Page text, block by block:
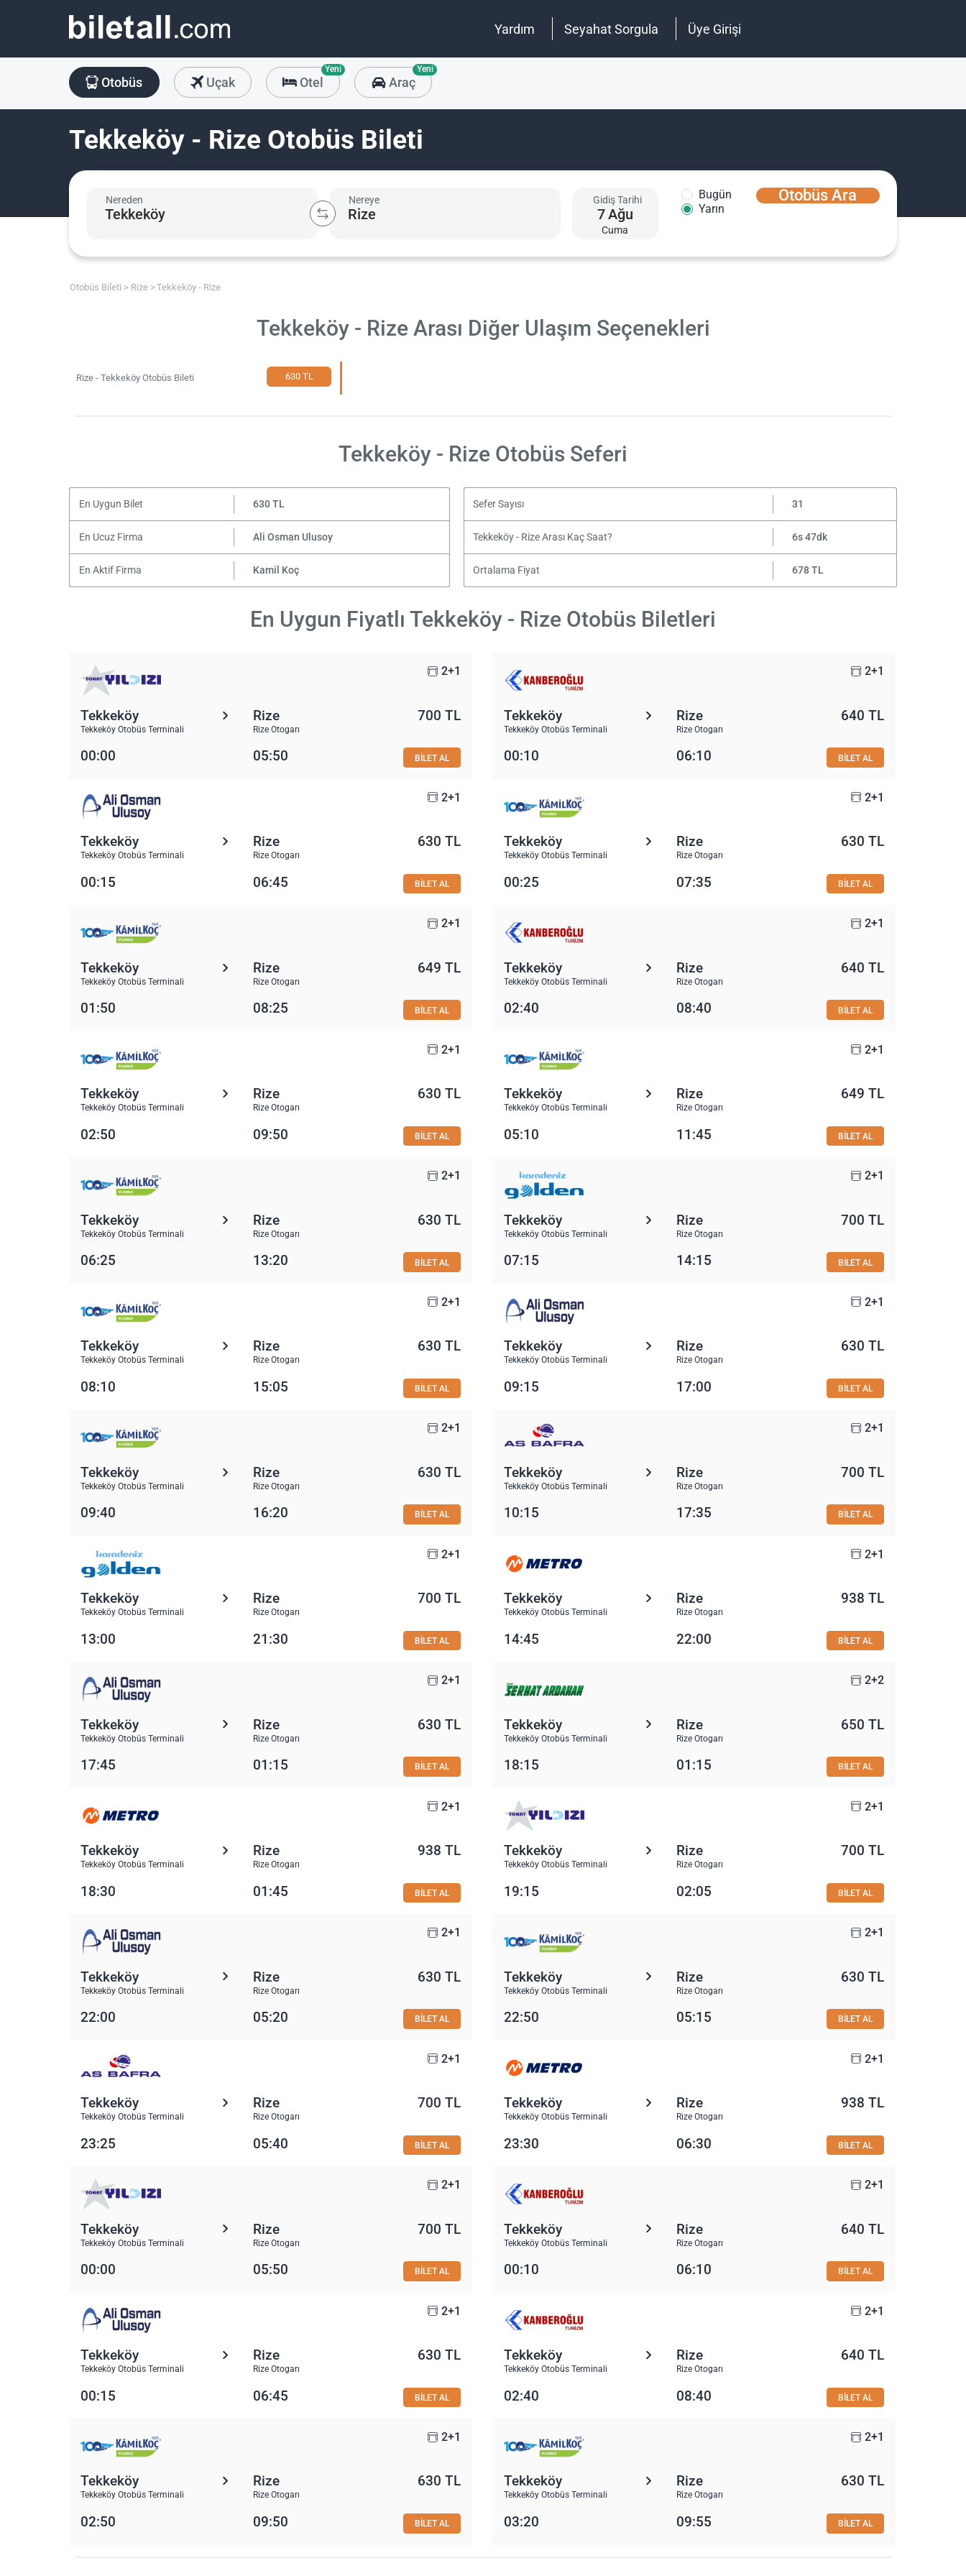
Yardım Seyahat Sorgula Üye Girişi
Otobüs Uçak Otel
Yeni
Araç
Yeni
Tekkeköy - Rize Otobüs Bileti
Nereden Nereye Gidiş Tarihi
7Ağu
Cuma
Bugün
Yarın
Otobüs Ara
Otobüs Bileti Rize Tekkeköy - Rize
Tekkeköy - Rize Arası Diğer Ulaşım Seçenekleri
Rize - Tekkeköy Otobüs Bileti 630 TL
Tekkeköy - Rize Otobüs Seferi
En Uygun Bilet 630 TL Sefer Sayısı 31
En Ucuz Firma Ali Osman Ulusoy Tekkeköy - Rize Arası Kaç Saat? 6s 47dk
En Aktif Firma Kamil Koç Ortalama Fiyat 678 TL
En Uygun Fiyatlı Tekkeköy - Rize Otobüs Biletleri
2+1
Tekkeköy
Tekkeköy Otobüs Terminali
Rize
Rize Otogarı
700 TL
00:00 05:50 BİLET AL
2+1
Tekkeköy
Tekkeköy Otobüs Terminali
Rize
Rize Otogarı
640 TL
00:10 06:10 BİLET AL
2+1
Tekkeköy
Tekkeköy Otobüs Terminali
Rize
Rize Otogarı
630 TL
00:15 06:45 BİLET AL
2+1
Tekkeköy
Tekkeköy Otobüs Terminali
Rize
Rize Otogarı
630 TL
00:25 07:35 BİLET AL
2+1
Tekkeköy
Tekkeköy Otobüs Terminali
Rize
Rize Otogarı
649 TL
01:50 08:25 BİLET AL
2+1
Tekkeköy
Tekkeköy Otobüs Terminali
Rize
Rize Otogarı
640 TL
02:40 08:40 BİLET AL
2+1
Tekkeköy
Tekkeköy Otobüs Terminali
Rize
Rize Otogarı
630 TL
02:50 09:50 BİLET AL
2+1
Tekkeköy
Tekkeköy Otobüs Terminali
Rize
Rize Otogarı
649 TL
05:10 11:45 BİLET AL
2+1
Tekkeköy
Tekkeköy Otobüs Terminali
Rize
Rize Otogarı
630 TL
06:25 13:20 BİLET AL
2+1
Tekkeköy
Tekkeköy Otobüs Terminali
Rize
Rize Otogarı
700 TL
07:15 14:15 BİLET AL
2+1
Tekkeköy
Tekkeköy Otobüs Terminali
Rize
Rize Otogarı
630 TL
08:10 15:05 BİLET AL
2+1
Tekkeköy
Tekkeköy Otobüs Terminali
Rize
Rize Otogarı
630 TL
09:15 17:00 BİLET AL
2+1
Tekkeköy
Tekkeköy Otobüs Terminali
Rize
Rize Otogarı
630 TL
09:40 16:20 BİLET AL
2+1
Tekkeköy
Tekkeköy Otobüs Terminali
Rize
Rize Otogarı
700 TL
10:15 17:35 BİLET AL
2+1
Tekkeköy
Tekkeköy Otobüs Terminali
Rize
Rize Otogarı
700 TL
13:00 21:30 BİLET AL
2+1
Tekkeköy
Tekkeköy Otobüs Terminali
Rize
Rize Otogarı
938 TL
14:45 22:00 BİLET AL
2+1
Tekkeköy
Tekkeköy Otobüs Terminali
Rize
Rize Otogarı
630 TL
17:45 01:15 BİLET AL
2+2
Tekkeköy
Tekkeköy Otobüs Terminali
Rize
Rize Otogarı
650 TL
18:15 01:15 BİLET AL
2+1
Tekkeköy
Tekkeköy Otobüs Terminali
Rize
Rize Otogarı
938 TL
18:30 01:45 BİLET AL
2+1
Tekkeköy
Tekkeköy Otobüs Terminali
Rize
Rize Otogarı
700 TL
19:15 02:05 BİLET AL
2+1
Tekkeköy
Tekkeköy Otobüs Terminali
Rize
Rize Otogarı
630 TL
22:00 05:20 BİLET AL
2+1
Tekkeköy
Tekkeköy Otobüs Terminali
Rize
Rize Otogarı
630 TL
22:50 05:15 BİLET AL
2+1
Tekkeköy
Tekkeköy Otobüs Terminali
Rize
Rize Otogarı
700 TL
23:25 05:40 BİLET AL
2+1
Tekkeköy
Tekkeköy Otobüs Terminali
Rize
Rize Otogarı
938 TL
23:30 06:30 BİLET AL
2+1
Tekkeköy
Tekkeköy Otobüs Terminali
Rize
Rize Otogarı
700 TL
00:00 05:50 BİLET AL
2+1
Tekkeköy
Tekkeköy Otobüs Terminali
Rize
Rize Otogarı
640 TL
00:10 06:10 BİLET AL
2+1
Tekkeköy
Tekkeköy Otobüs Terminali
Rize
Rize Otogarı
630 TL
00:15 06:45 BİLET AL
2+1
Tekkeköy
Tekkeköy Otobüs Terminali
Rize
Rize Otogarı
640 TL
02:40 08:40 BİLET AL
2+1
Tekkeköy
Tekkeköy Otobüs Terminali
Rize
Rize Otogarı
630 TL
02:50 09:50 BİLET AL
2+1
Tekkeköy
Tekkeköy Otobüs Terminali
Rize
Rize Otogarı
630 TL
03:20 09:55 BİLET AL